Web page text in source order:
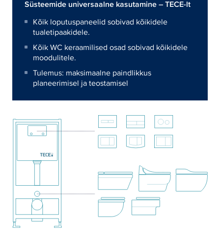
Süsteemide universaalne kasutamine – TECE-lt
Kõik loputuspaneelid sobivad kõikidele
tualetipaakidele.
Kõik WC keraamilised osad sobivad kõikidele
moodulitele.
Tulemus: maksimaalne paindlikkus
planeerimisel ja teostamisel